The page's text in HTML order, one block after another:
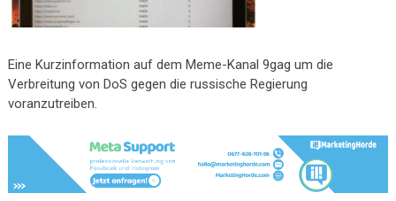
Eine Kurzinformation auf dem Meme-Kanal 9gag um die
Verbreitung von DoS gegen die russische Regierung
voranzutreiben.